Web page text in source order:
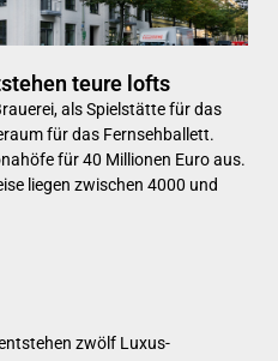
teure lofts
als Spielstätte für das
für das Fernsehballett.
für 40 Millionen Euro aus.
liegen zwischen 4000 und
zwölf Luxus-